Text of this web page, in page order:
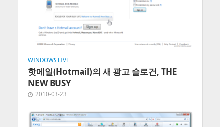
WINDOWS LIVE
핫메일(Hotmail)의 새 광고 슬로건, THE
NEW BUSY
2010-03-23